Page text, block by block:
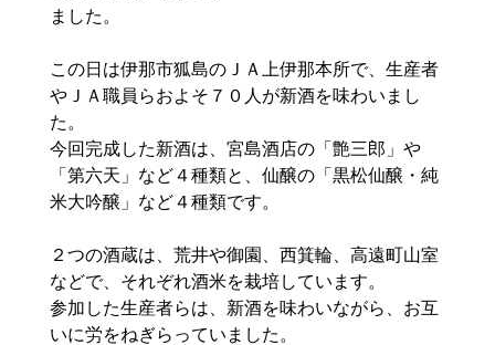
ました。
この日は伊那市狐島のＪＡ上伊那本所で、生産者
やＪＡ職員らおよそ７０人が新酒を味わいまし
た。
今回完成した新酒は、宮島酒店の「艶三郎 」や
「第六天 」など４種類と、仙醸の「黒松仙醸・純
米大吟醸」など４種類です。
２つの酒蔵は、荒井や御園、西箕輪、高遠町山室
などで、それぞれ酒米を栽培しています。
参加した生産者らは、新酒を味わいながら、お互
いに労をねぎらっていました。